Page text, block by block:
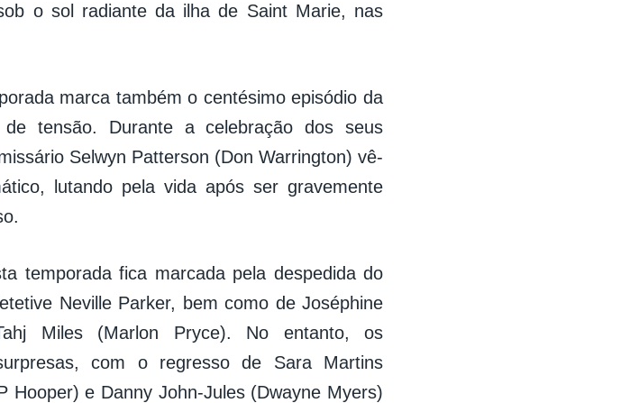
o sol radiante da ilha de Saint Marie, nas
marca também o centésimo episódio da
tensão. Durante a celebração dos seus
Selwyn Patterson (Don Warrington) vê-
lutando pela vida após ser gravemente
temporada fica marcada pela despedida do
Neville Parker, bem como de Joséphine
Miles (Marlon Pryce). No entanto, os
com o regresso de Sara Martins
Hooper) e Danny John-Jules (Dwayne Myers)